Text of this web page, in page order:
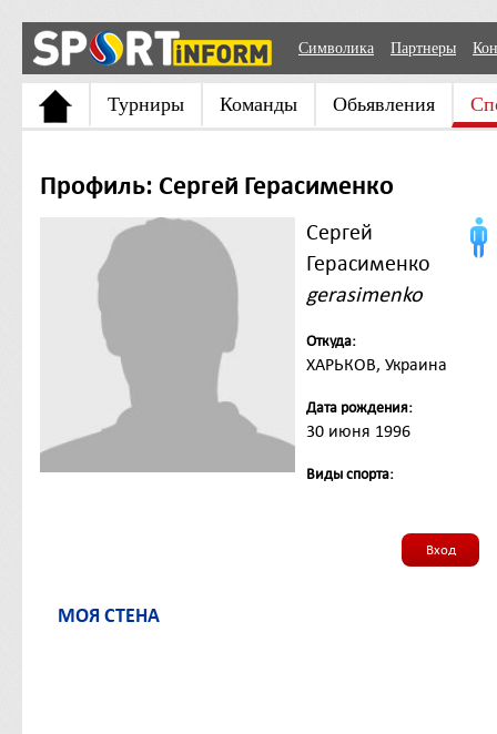
Символика Партнеры
Турниры Команды Обьявления
Профиль: Сергей Герасименко
Сергей
Герасименко
gerasimenko
Откуда:
ХАРЬКОВ, Украина
Дата рождения:
30 июня 1996
Виды спорта:
Вход
МОЯ СТЕНА